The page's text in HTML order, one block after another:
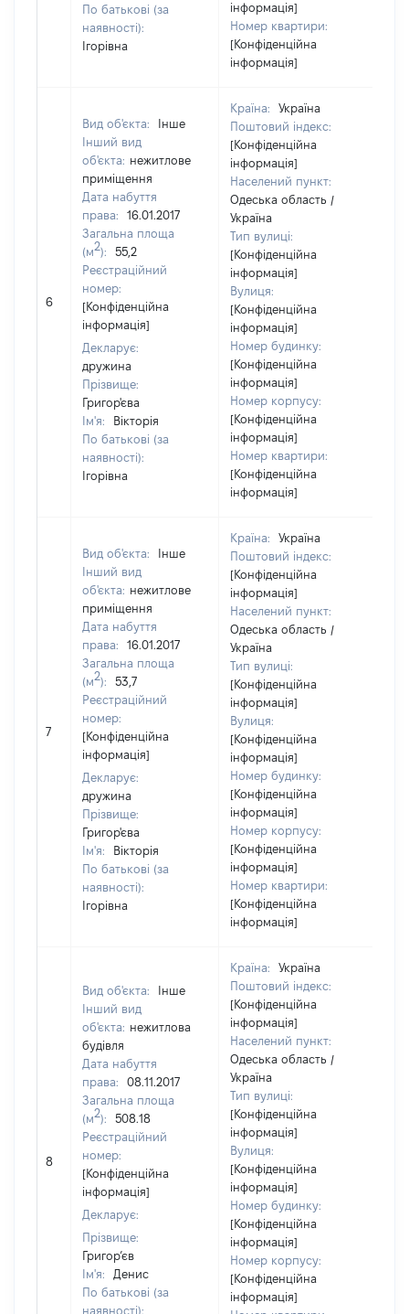
По батькові (за
наявності):
Ігорівна
інформація]
Номер квартири:
[Конфіденційна
інформація]
6
Вид об'єкта:
Інше
Інший вид
об'єкта: нежитлове
приміщення
Дата набуття
права:
16.01.2017
Загальна площа
(м2):
55,2
Реєстраційний
номер:
[Конфіденційна
інформація]
Декларує:
дружина
Прізвище:
Григор'єва
Ім'я:
Вікторія
По батькові (за
наявності):
Ігорівна
Країна:
Україна
Поштовий індекс:
[Конфіденційна
інформація]
Населений пункт:
Одеська область /
Україна
Тип вулиці:
[Конфіденційна
інформація]
Вулиця:
[Конфіденційна
інформація]
Номер будинку:
[Конфіденційна
інформація]
Номер корпусу:
[Конфіденційна
інформація]
Номер квартири:
[Конфіденційна
інформація]
7
Вид об'єкта:
Інше
Інший вид
об'єкта: нежитлове
приміщення
Дата набуття
права:
16.01.2017
Загальна площа
(м2):
53,7
Реєстраційний
номер:
[Конфіденційна
інформація]
Декларує:
дружина
Прізвище:
Григор'єва
Ім'я:
Вікторія
По батькові (за
наявності):
Ігорівна
Країна:
Україна
Поштовий індекс:
[Конфіденційна
інформація]
Населений пункт:
Одеська область /
Україна
Тип вулиці:
[Конфіденційна
інформація]
Вулиця:
[Конфіденційна
інформація]
Номер будинку:
[Конфіденційна
інформація]
Номер корпусу:
[Конфіденційна
інформація]
Номер квартири:
[Конфіденційна
інформація]
8
Вид об'єкта:
Інше
Інший вид
об'єкта: нежитлова
будівля
Дата набуття
права:
08.11.2017
Загальна площа
(м2):
508.18
Реєстраційний
номер:
[Конфіденційна
інформація]
Декларує:
Прізвище:
Григор’єв
Ім'я:
Денис
По батькові (за
наявності):
Країна:
Україна
Поштовий індекс:
[Конфіденційна
інформація]
Населений пункт:
Одеська область /
Україна
Тип вулиці:
[Конфіденційна
інформація]
Вулиця:
[Конфіденційна
інформація]
Номер будинку:
[Конфіденційна
інформація]
Номер корпусу:
[Конфіденційна
інформація]